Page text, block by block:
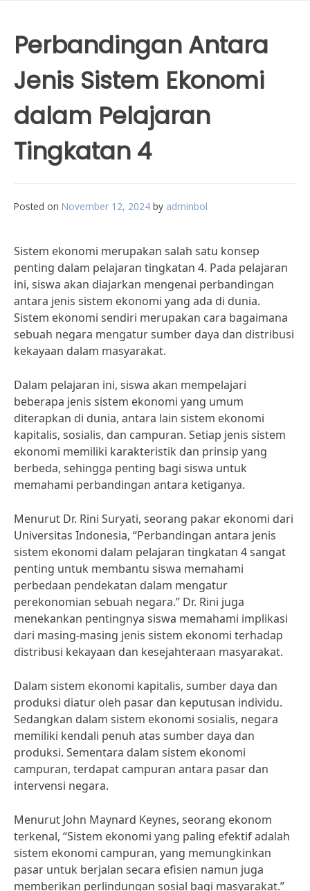
Perbandingan Antara
Jenis Sistem Ekonomi
dalam Pelajaran
Tingkatan 4
Posted on November 12, 2024 by adminbol
Sistem ekonomi merupakan salah satu konsep
penting dalam pelajaran tingkatan 4. Pada pelajaran
ini, siswa akan diajarkan mengenai perbandingan
antara jenis sistem ekonomi yang ada di dunia.
Sistem ekonomi sendiri merupakan cara bagaimana
sebuah negara mengatur sumber daya dan distribusi
kekayaan dalam masyarakat.
Dalam pelajaran ini, siswa akan mempelajari
beberapa jenis sistem ekonomi yang umum
diterapkan di dunia, antara lain sistem ekonomi
kapitalis, sosialis, dan campuran. Setiap jenis sistem
ekonomi memiliki karakteristik dan prinsip yang
berbeda, sehingga penting bagi siswa untuk
memahami perbandingan antara ketiganya.
Menurut Dr. Rini Suryati, seorang pakar ekonomi dari
Universitas Indonesia, “Perbandingan antara jenis
sistem ekonomi dalam pelajaran tingkatan 4 sangat
penting untuk membantu siswa memahami
perbedaan pendekatan dalam mengatur
perekonomian sebuah negara.” Dr. Rini juga
menekankan pentingnya siswa memahami implikasi
dari masing-masing jenis sistem ekonomi terhadap
distribusi kekayaan dan kesejahteraan masyarakat.
Dalam sistem ekonomi kapitalis, sumber daya dan
produksi diatur oleh pasar dan keputusan individu.
Sedangkan dalam sistem ekonomi sosialis, negara
memiliki kendali penuh atas sumber daya dan
produksi. Sementara dalam sistem ekonomi
campuran, terdapat campuran antara pasar dan
intervensi negara.
Menurut John Maynard Keynes, seorang ekonom
terkenal, “Sistem ekonomi yang paling efektif adalah
sistem ekonomi campuran, yang memungkinkan
pasar untuk berjalan secara efisien namun juga
memberikan perlindungan sosial bagi masyarakat.”